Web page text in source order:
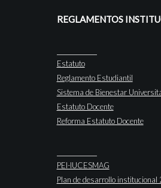
REGLAMENTOS
Estatuto
Reglamento Estudiantil
Sistema de Bienestar
Estatuto Docente
Reforma Estatuto Docente
PEI-IUCESMAG
Plan de desarrollo